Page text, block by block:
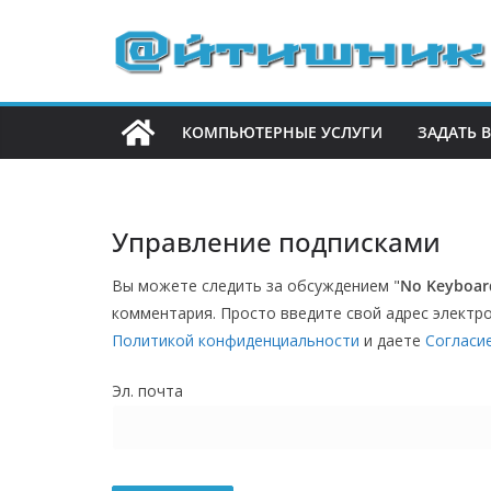
е
КОМПЬЮТЕРНЫЕ УСЛУГИ ЗАДАТЬ
Управление подписками
Вы можете следить за обсуждением "No
комментария. Просто введите свой адрес
Политикой конфиденциальности и даете
Эл. почта